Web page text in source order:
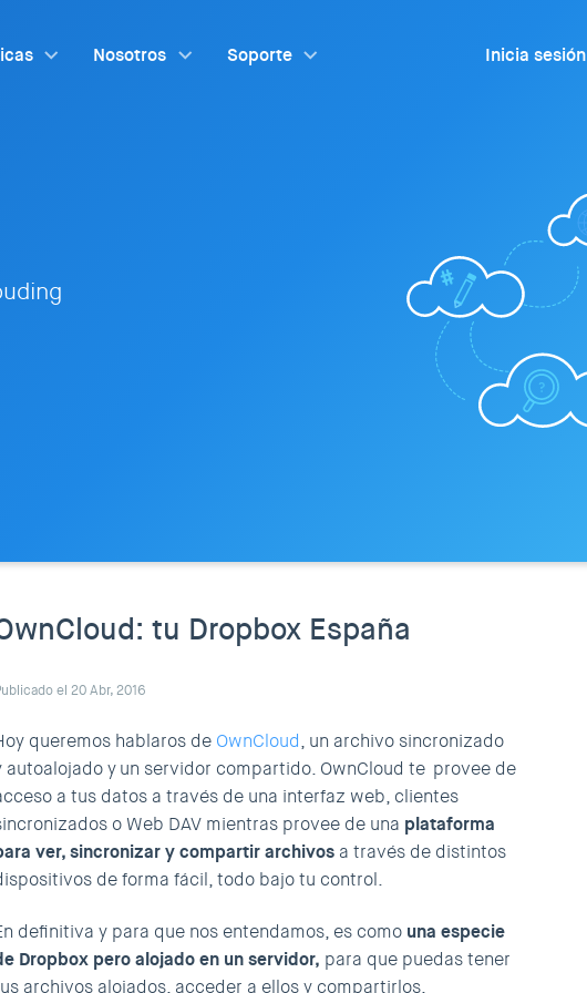
Nosotros Soporte Inicia sesión
tu Dropbox España
el 20 Abr, 2016
queremos hablaros de OwnCloud, un archivo sincronizado
autoalojado y un servidor compartido. OwnCloud te provee de
a tus datos a través de una interfaz web, clientes
o Web DAV mientras provee de una plataforma
ver, sincronizar y compartir archivos a través de distintos
de forma fácil, todo bajo tu control.
definitiva y para que nos entendamos, es como una especie
Dropbox pero alojado en un servidor, para que puedas tener
archivos alojados, acceder a ellos y compartirlos.